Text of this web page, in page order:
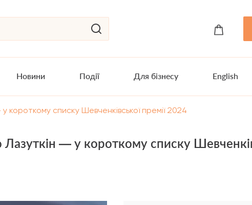
Новини Події Для бізнесу English
списку Шевченківської премії 2024
— у короткому списку